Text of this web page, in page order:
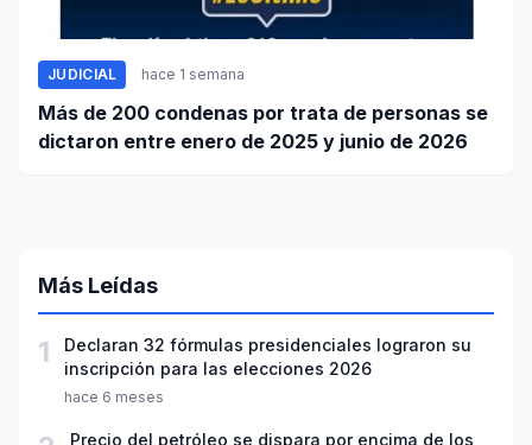
JUDICIAL hace 1 semana
Más de 200 condenas por trata de personas se
dictaron entre enero de 2025 y junio de 2026
Más Leídas
1
Declaran 32 fórmulas presidenciales lograron su
inscripción para las elecciones 2026
hace 6 meses
Precio del petróleo se dispara por encima de los